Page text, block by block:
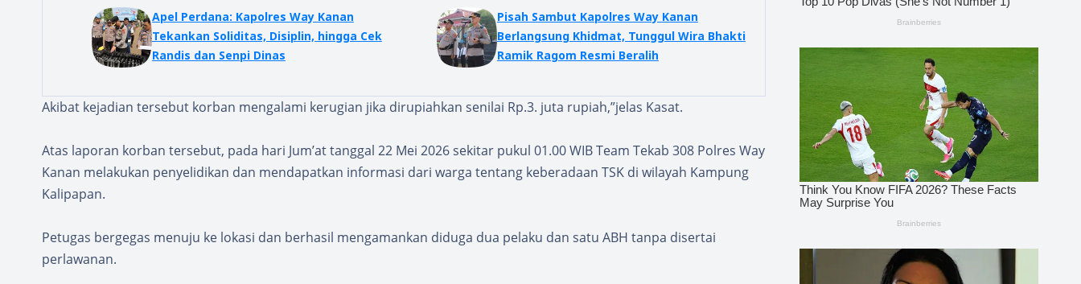
Apel Perdana: Kapolres Way Kanan
Tekankan Soliditas, Disiplin, hingga Cek
Randis dan Senpi Dinas
Pisah Sambut Kapolres Way Kanan
Berlangsung Khidmat, Tunggul Wira Bhakti
Ramik Ragom Resmi Beralih
Akibat kejadian tersebut korban mengalami kerugian jika dirupiahkan senilai Rp.3. juta rupiah,”jelas Kasat.
Atas laporan korban tersebut, pada hari Jum’at tanggal 22 Mei 2026 sekitar pukul 01.00 WIB Team Tekab 308 Polres Way
Kanan melakukan penyelidikan dan mendapatkan informasi dari warga tentang keberadaan TSK di wilayah Kampung
Kalipapan.
Petugas bergegas menuju ke lokasi dan berhasil mengamankan diduga dua pelaku dan satu ABH tanpa disertai
perlawanan.